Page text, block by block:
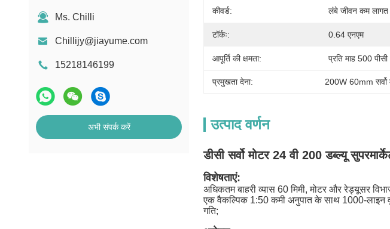
Ms. Chilli
Chillijy@jiayume.com
15218146199
अभी संपर्क करें
कीवर्ड: लंबे जीवन कम लागत
टॉर्कः: 0.64 एनएम
आपूर्ति की क्षमता: प्रति माह 500 पीसी
प्रमुखता देना: 200W 60mm सर्वो
उत्पाद वर्णन
डीसी सर्वो मोटर 24 वी 200 डब्ल्यू
विशेषताएं:
अधिकतम बाहरी व्यास 60 मिमी, मोटर और रेड्यूसर
एक वैकल्पिक 1:50 कमी अनुपात के साथ 1000-लाइन
गति;